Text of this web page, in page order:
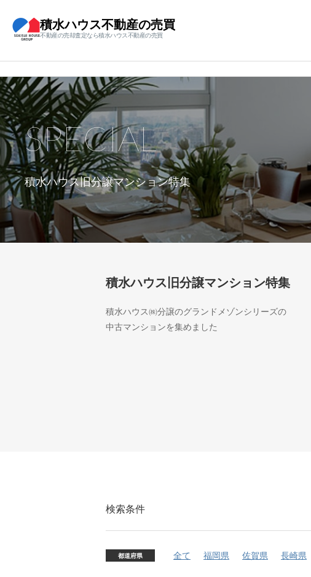
積水ハウス不動産の売買
不動産の売却査定なら積水ハウス不動産の売買
積水ハウス旧分譲マンション特集
SPECIAL
積水ハウス旧分譲マンション特集
積水ハウス㈱分譲のグランドメゾンシリーズの
中古マンションを集めました
検索条件
都道府県 全て 福岡県 佐賀県 長崎県